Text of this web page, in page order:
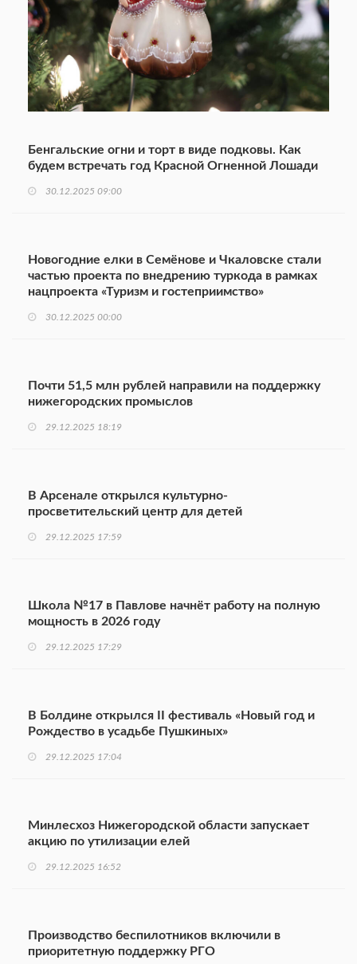
Бенгальские огни и торт в виде подковы. Как
будем встречать год Красной Огненной Лошади
30.12.2025 09:00
Новогодние елки в Семёнове и Чкаловске стали
частью проекта по внедрению туркода в рамках
нацпроекта «Туризм и гостеприимство»
30.12.2025 00:00
Почти 51,5 млн рублей направили на поддержку
нижегородских промыслов
29.12.2025 18:19
В Арсенале открылся культурно-
просветительский центр для детей
29.12.2025 17:59
Школа №17 в Павлове начнёт работу на полную
мощность в 2026 году
29.12.2025 17:29
В Болдине открылся II фестиваль «Новый год и
Рождество в усадьбе Пушкиных»
29.12.2025 17:04
Минлесхоз Нижегородской области запускает
акцию по утилизации елей
29.12.2025 16:52
Производство беспилотников включили в
приоритетную поддержку РГО